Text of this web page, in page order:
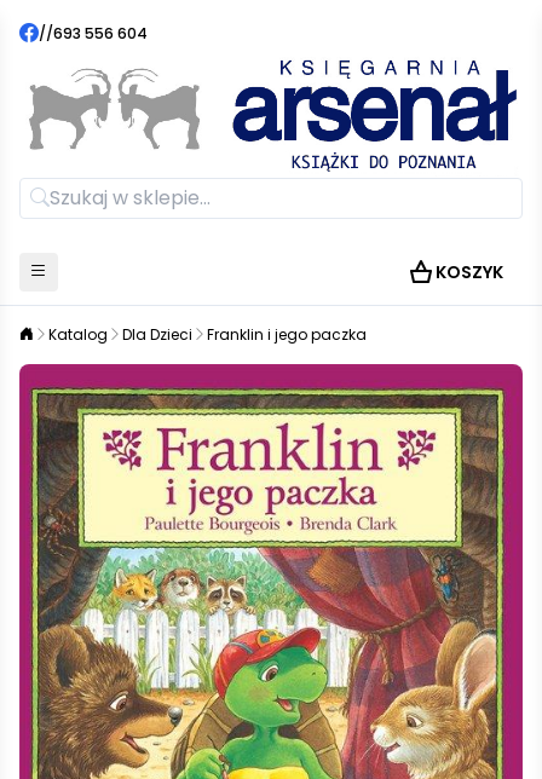
//693 556 604
KOSZYK
Katalog Dla Dzieci Franklin i jego paczka